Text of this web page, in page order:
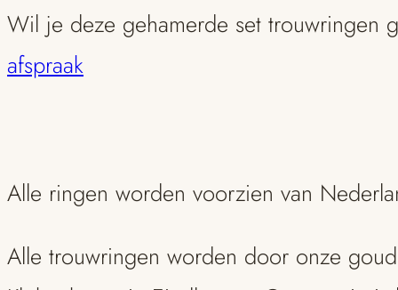
Wil je deze gehamerde set trouwringen
afspraak
Alle ringen worden voorzien van
Alle trouwringen worden door onze